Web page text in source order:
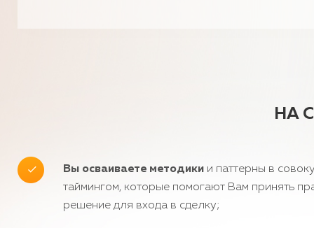
НА
Вы осваиваете методики и паттерны в
таймингом, которые помогают Вам принять
решение для входа в сделку;